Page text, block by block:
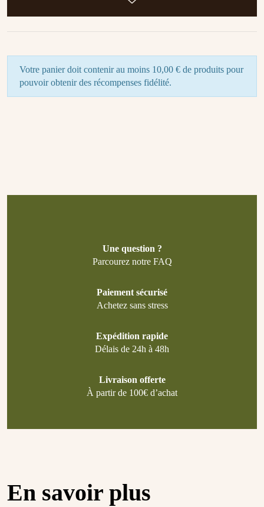
Votre panier doit contenir au moins 10,00 € de produits pour
pouvoir obtenir des récompenses fidélité.
Une question ?
Parcourez notre FAQ
Paiement sécurisé
Achetez sans stress
Expédition rapide
Délais de 24h à 48h
Livraison offerte
À partir de 100€ d’achat
En savoir plus